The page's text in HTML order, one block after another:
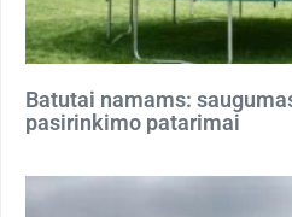
Batutai namams:
pasirinkimo patarimai